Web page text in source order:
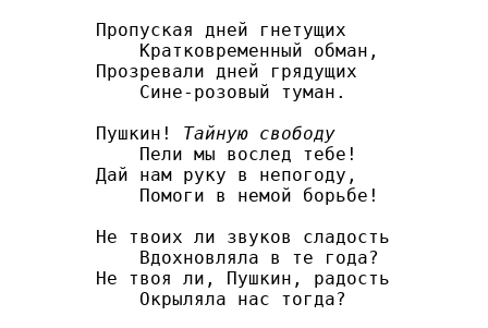
Пропуская дней гнетущих
    Кратковременный обман,
Прозревали дней грядущих
    Сине-розовый туман.
Пушкин! Тайную свободу
    Пели мы вослед тебе!
Дай нам руку в непогоду,
    Помоги в немой борьбе!
Не твоих ли звуков сладость
    Вдохновляла в те года?
Не твоя ли, Пушкин, радость
    Окрыляла нас тогда?